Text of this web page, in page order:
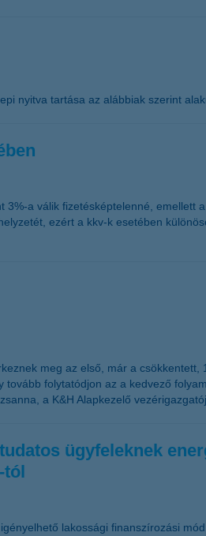
nyitva tartása az alábbiak szerint
a válik fizetésképtelenné,
ezért a kkv-k esetében
meg az első, már a
folytatódjon az a kedvező
a K&H Alapkezelő
ügyfeleknek
tól
lakossági finanszírozási